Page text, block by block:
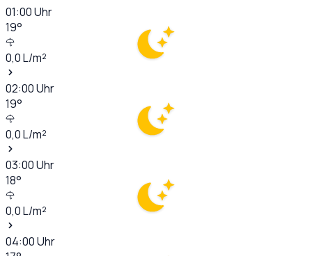
01:00Uhr
19°
0,0L/m²
02:00Uhr
19°
0,0L/m²
03:00Uhr
18°
0,0L/m²
04:00Uhr